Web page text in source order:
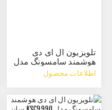
تلویزیون ال ای دی
هوشمند سامسونگ مدل
N5880 سایز 49 اینچ
اطلاعات محصول